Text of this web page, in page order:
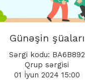
Günəşin şüaları
Sərgi kodu: BA6B892
Qrup sərgisi
01 İyun 2024 15:00